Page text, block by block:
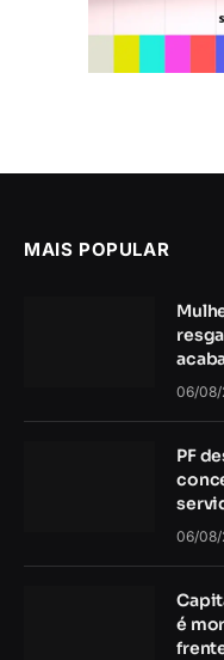
MAIS POPULAR
06/08/
PF
06/08/
é